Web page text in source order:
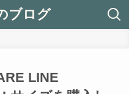
ブログ
LINE